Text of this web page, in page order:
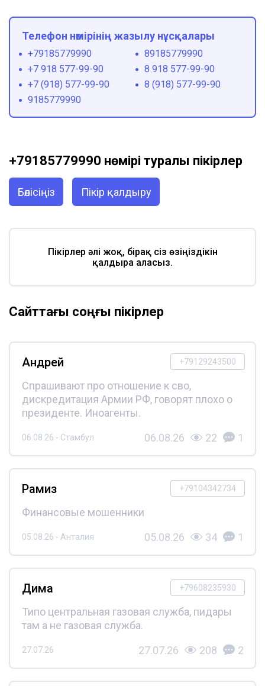
Телефон нөмірінің жазылу нұсқалары
+79185779990
89185779990
+7 918 577-99-90
8 918 577-99-90
+7 (918) 577-99-90
8 (918) 577-99-90
9185779990
+79185779990 нөмірі туралы пікірлер
Бөлісіңіз Пікір қалдыру
Пікірлер әлі жоқ, бірақ сіз өзіңіздікін
қалдыра аласыз.
Сайттағы соңғы пікірлер
+79129243500
Андрей
Спрашивают про отношение к сво,
дискредитация Армии РФ, говорят плохо о
президенте. Иноагенты.
06.08.26 - Стамбул 06.08.26 22 1
+79104342734
Рамиз
Финансовые мошенники
05.08.26 - Анталия 05.08.26 34 1
+79608235930
Дима
Типо центральная газовая служба, пидары
там а не газовая служба.
27.07.26 27.07.26 208 2